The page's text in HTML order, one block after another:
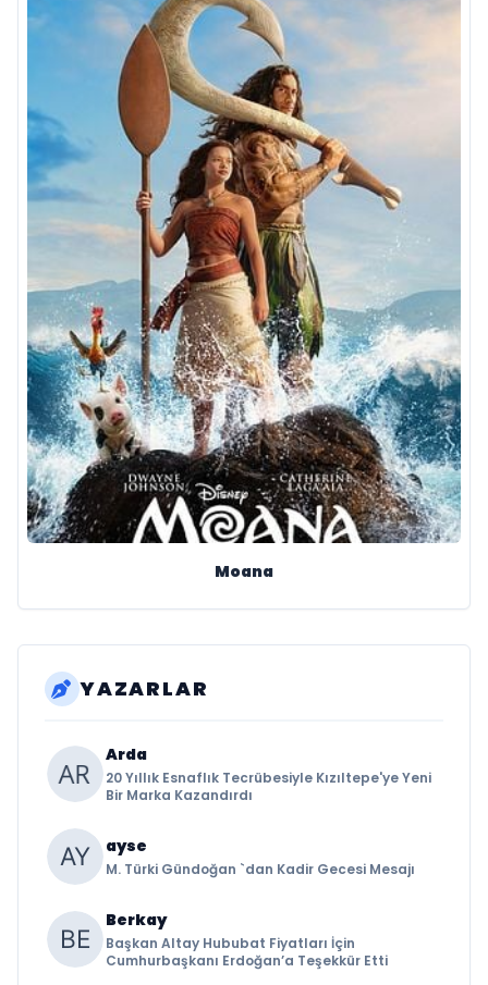
Moana
YAZARLAR
Arda
20 Yıllık Esnaflık Tecrübesiyle Kızıltepe'ye Yeni
Bir Marka Kazandırdı
ayse
M. Türki Gündoğan `dan Kadir Gecesi Mesajı
Berkay
Başkan Altay Hububat Fiyatları İçin
Cumhurbaşkanı Erdoğan’a Teşekkür Etti